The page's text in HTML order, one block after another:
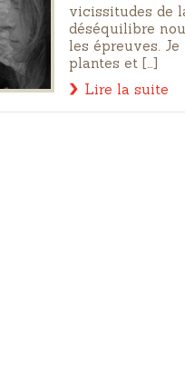
vicissitudes de
déséquilibre
les épreuves.
plantes et […]
Lire la suite